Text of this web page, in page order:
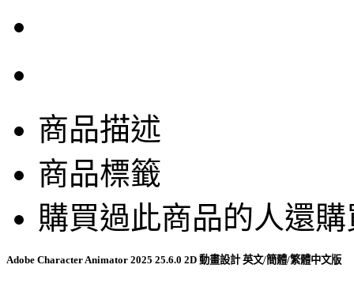
商品描述
商品標籤
購買過此商品的人還
Adobe Character Animator 2025 25.6.0 2D 動畫設計 英文/簡體/繁體中文版